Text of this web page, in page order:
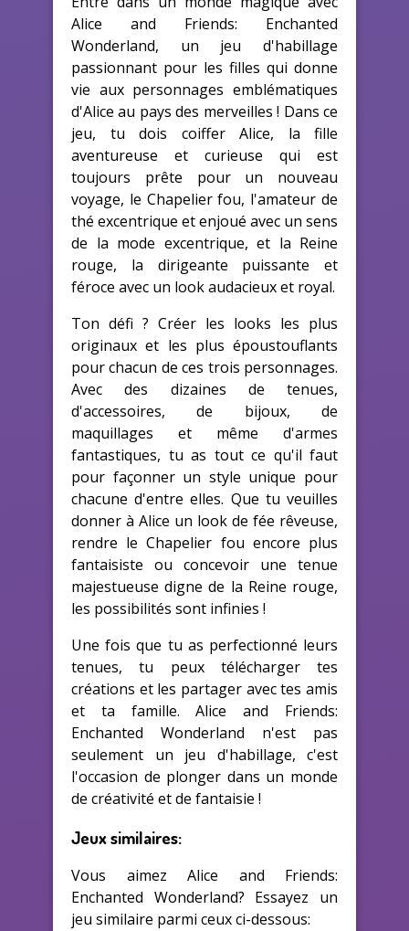
Alice and Friends: Enchanted
Wonderland, un jeu d'habillage
passionnant pour les filles qui donne
vie aux personnages emblématiques
d'Alice au pays des merveilles ! Dans ce
jeu, tu dois coiffer Alice, la fille
aventureuse et curieuse qui est
toujours prête pour un nouveau
voyage, le Chapelier fou, l'amateur de
thé excentrique et enjoué avec un sens
de la mode excentrique, et la Reine
rouge, la dirigeante puissante et
féroce avec un look audacieux et royal.
Ton défi ? Créer les looks les plus
originaux et les plus époustouflants
pour chacun de ces trois personnages.
Avec des dizaines de tenues,
d'accessoires, de bijoux, de
maquillages et même d'armes
fantastiques, tu as tout ce qu'il faut
pour façonner un style unique pour
chacune d'entre elles. Que tu veuilles
donner à Alice un look de fée rêveuse,
rendre le Chapelier fou encore plus
fantaisiste ou concevoir une tenue
majestueuse digne de la Reine rouge,
les possibilités sont infinies !
Une fois que tu as perfectionné leurs
tenues, tu peux télécharger tes
créations et les partager avec tes amis
et ta famille. Alice and Friends:
Enchanted Wonderland n'est pas
seulement un jeu d'habillage, c'est
l'occasion de plonger dans un monde
de créativité et de fantaisie !
Jeux similaires:
Vous aimez Alice and Friends:
Enchanted Wonderland? Essayez un
jeu similaire parmi ceux ci-dessous: